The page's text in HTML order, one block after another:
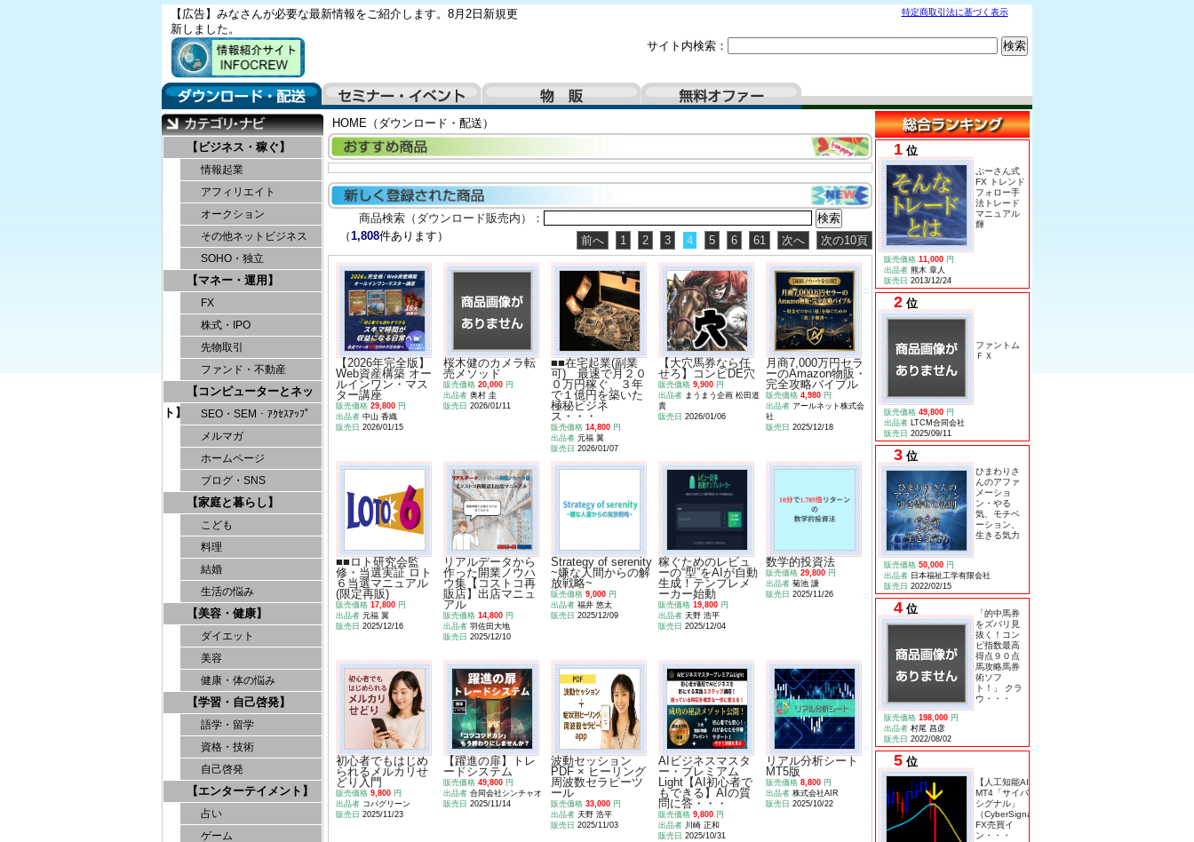
特定商取引法に基づく表示
【広告】みなさんが必要な最新情報をご紹介します。8月2日新規更
新しました。
サイト内検索：
【ビジネス・稼ぐ】
情報起業
アフィリエイト
オークション
その他ネットビジネス
SOHO・独立
【マネー・運用】
FX
株式・IPO
先物取引
ファンド・不動産
【コンピューターとネッ
ト】
SEO・SEM・ｱｸｾｽｱｯﾌﾟ
メルマガ
ホームページ
ブログ・SNS
【家庭と暮らし】
こども
料理
結婚
生活の悩み
【美容・健康】
ダイエット
美容
健康・体の悩み
【学習・自己啓発】
語学・留学
資格・技術
自己啓発
【エンターテイメント】
占い
ゲーム
1 位
ぷーさん式
FX トレンド
フォロー手
法トレード
マニュアル
輝
販売価格 11,000 円
出品者 熊木 章人
販売日 2013/12/24
2 位
ファントム
ＦＸ
販売価格 49,800 円
出品者
LTCM合同会社
販売日 2025/09/11
3 位
ひまわりさ
んのアファ
メーショ
ン・やる
気、モチベ
ーション、
生きる気力
販売価格 50,000 円
出品者 日本福祉工学有限会社
販売日 2022/02/15
4 位
「的中馬券
をズバリ見
抜く！コン
ピ指数最高
得点９０点
馬攻略馬券
術ソフ
ト！」 クラ
ウ・・・
販売価格 198,000 円
出品者 村尾 昌彦
販売日 2022/08/02
5 位
【人工知能AI】
MT4「サイバー
シグナル」
（CyberSignal）
FX売買イ
ン・・・
HOME（ダウンロード・配送）
商品検索（ダウンロード販売内）：
（1,808件あります） 前へ 1 2 3 4 5 6 61 次へ 次の10頁
【2026年完全版】
Web資産構築 オー
ルインワン・マス
ター講座
販売価格 29,800 円
出品者 中山 香織
販売日 2026/01/15
桜木健のカメラ転
売メソッド
販売価格 20,000 円
出品者 奥村 圭
販売日 2026/01/11
■■在宅起業(副業
可) 最速で月２０
０万円稼ぐ、３年
で１億円を築いた
極秘ビジネ
ス・・・
販売価格 14,800 円
出品者 元福 翼
販売日 2026/01/07
【大穴馬券なら任
せろ】コンピDE穴
販売価格 9,900 円
出品者 まうまう企画 松田道
貴
販売日 2026/01/06
月商7,000万円セラ
ーのAmazon物販・
完全攻略バイブル
販売価格 4,980 円
出品者 アールネット株式会
社
販売日 2025/12/18
■■ロト研究会監
修・当選実証 ロト
６当選マニュアル
(限定再販)
販売価格 17,800 円
出品者 元福 翼
販売日 2025/12/16
リアルデータから
作った開業ノウハ
ウ集【コストコ再
販店】出店マニュ
アル
販売価格 14,800 円
出品者 羽佐田大地
販売日 2025/12/10
Strategy of serenity
~嫌な人間からの解
放戦略~
販売価格 9,000 円
出品者 福井 悠太
販売日 2025/12/09
稼ぐためのレビュ
ーの“型”をAIが自動
生成！テンプレメ
ーカー始動
販売価格 19,800 円
出品者 天野 浩平
販売日 2025/12/04
数学的投資法
販売価格 29,800 円
出品者 菊池 謙
販売日 2025/11/26
初心者でもはじめ
られるメルカリせ
どり入門
販売価格 9,800 円
出品者 コパグリーン
販売日 2025/11/23
【躍進の扉】トレ
ードシステム
販売価格 49,800 円
出品者 合同会社シンチャオ
販売日 2025/11/14
波動セッション
PDF × ヒーリング
周波数セラピーツ
ール
販売価格 33,000 円
出品者 天野 浩平
販売日 2025/11/03
AIビジネスマスタ
ー・プレミアム
Light【AI初心者で
もできる】AIの質
問に答・・・
販売価格 9,800 円
出品者
川崎 正和
販売日 2025/10/31
リアル分析シート
MT5版
販売価格 8,800 円
出品者 株式会社AIR
販売日 2025/10/22